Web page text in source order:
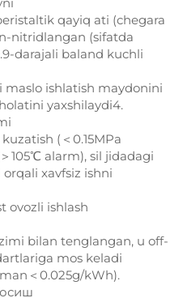
qayiq ati (chegara
nitridlangan (sifatda
darajali baland kuchli
maslo ishlatish maydonini
yaxshilaydi4.
(＜0.15MPa
105℃ alarm), sil jidadagi
xavfsiz ishni
ovozli ishlash
bilan tenglangan, u off-
mos keladi
＜0.025g/kWh).